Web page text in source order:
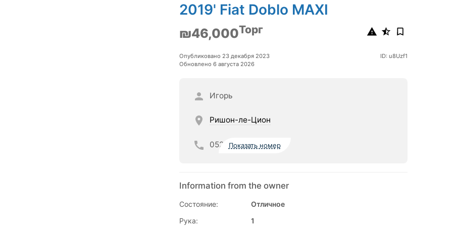
2019' Fiat Doblo MAXI
₪46,000Торг
Опубликовано 23 декабря 2023
Обновлено 6 августа 2026
ID: u8Uzf1
Игорь
Ришон-ле-Цион
052 Показать номер
Information from the owner
Состояние:
Отличное
Рука:
1